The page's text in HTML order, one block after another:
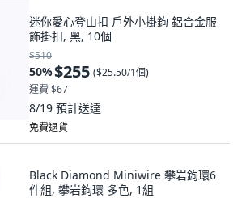
迷你愛心登山扣 戶外小掛鉤 鋁合金服
飾掛扣, 黑, 10個
$510
50%$255 ($25.50/1個)
運費 $67
8/19 預計送達
免費退貨
Black Diamond Miniwire 攀岩鉤環6
件組, 攀岩鉤環 多色, 1組